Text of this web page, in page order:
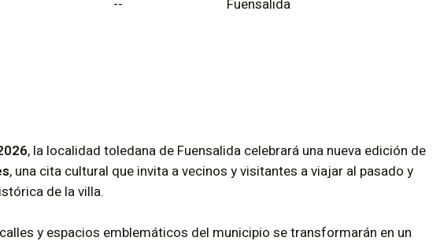
-- Fuensalida
, la localidad toledana de Fuensalida celebrará una nueva edición de
, una cita cultural que invita a vecinos y visitantes a viajar al pasado y
de la villa.
y espacios emblemáticos del municipio se transformarán en un